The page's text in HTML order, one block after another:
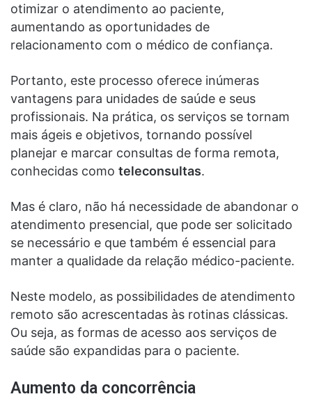
otimizar o atendimento ao paciente,
aumentando as oportunidades de
relacionamento com o médico de confiança.
Portanto, este processo oferece inúmeras
vantagens para unidades de saúde e seus
profissionais. Na prática, os serviços se tornam
mais ágeis e objetivos, tornando possível
planejar e marcar consultas de forma remota,
conhecidas como teleconsultas.
Mas é claro, não há necessidade de abandonar o
atendimento presencial, que pode ser solicitado
se necessário e que também é essencial para
manter a qualidade da relação médico-paciente.
Neste modelo, as possibilidades de atendimento
remoto são acrescentadas às rotinas clássicas.
Ou seja, as formas de acesso aos serviços de
saúde são expandidas para o paciente.
Aumento da concorrência